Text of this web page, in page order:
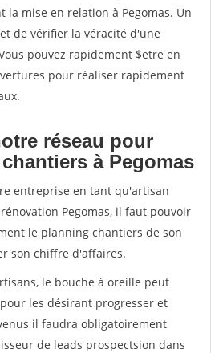
la mise en relation à Pegomas. Un
de vérifier la véracité d'une
pouvez rapidement $etre en
pour réaliser rapidement
réseau pour
à Pegomas
entreprise en tant qu'artisan
Pegomas, il faut pouvoir
le planning chantiers de son
son chiffre d'affaires.
le bouche à oreille peut
les désirant progresser et
il faudra obligatoirement
de leads prospectsion dans